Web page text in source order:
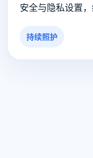
安全与隐私设置，
持续照护